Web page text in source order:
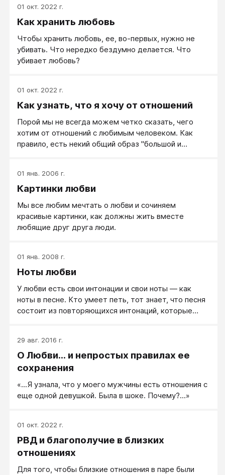
01 окт. 2022 г.
Как хранить любовь
Чтобы хранить любовь, ее, во-первых, нужно не
убивать. Что нередко бездумно делается. Что
убивает любовь?
01 окт. 2022 г.
Как узнать, что я хочу от отношений
Порой мы не всегда можем четко сказать, чего
хотим от отношений с любимым человеком. Как
правило, есть некий общий образ "большой и
трудом. А когда не ясно, что же нам нужно,
отношения строить сложнее.
01 янв. 2006 г.
Картинки любви
Мы все любим мечтать о любви и сочиняем
красивые картинки, как должны жить вместе
любящие друг друга люди.
01 янв. 2008 г.
Ноты любви
У любви есть свои интонации и свои ноты — как
ноты в песне. Кто умеет петь, тот знает, что песня
состоит из повторяющихся интонаций, которые
29 авг. 2016 г.
О Любви... и непростых правилах ее
сохранения
«...Я узнала, что у моего мужчины есть отношения с
еще одной девушкой. Была в шоке. Почему?...»
01 окт. 2022 г.
РВД и благополучие в близких
отношениях
Для того, чтобы близкие отношения в паре были